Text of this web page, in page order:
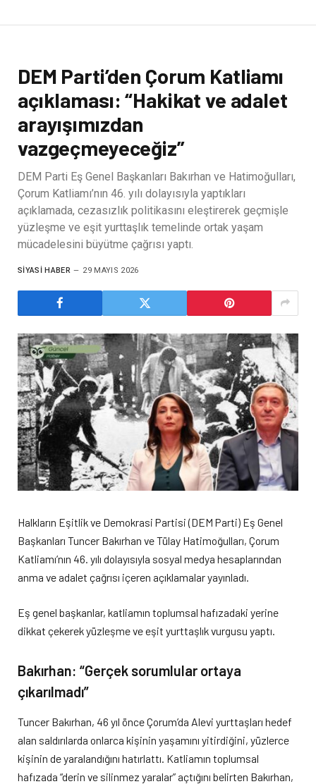
DEM Parti’den Çorum Katliamı
açıklaması: “Hakikat ve adalet
arayışımızdan
vazgeçmeyeceğiz”
DEM Parti Eş Genel Başkanları Bakırhan ve Hatimoğulları,
Çorum Katliamı’nın 46. yılı dolayısıyla yaptıkları
açıklamada, cezasızlık politikasını eleştirerek geçmişle
yüzleşme ve eşit yurttaşlık temelinde ortak yaşam
mücadelesini büyütme çağrısı yaptı.
SIYASI HABER 29 MAYIS 2026
Halkların Eşitlik ve Demokrasi Partisi (DEM Parti) Eş Genel
Başkanları Tuncer Bakırhan ve Tülay Hatimoğulları, Çorum
Katliamı’nın 46. yılı dolayısıyla sosyal medya hesaplarından
anma ve adalet çağrısı içeren açıklamalar yayınladı.
Eş genel başkanlar, katliamın toplumsal hafızadaki yerine
dikkat çekerek yüzleşme ve eşit yurttaşlık vurgusu yaptı.
Bakırhan: “Gerçek sorumlular ortaya
çıkarılmadı”
Tuncer Bakırhan, 46 yıl önce Çorum’da Alevi yurttaşları hedef
alan saldırılarda onlarca kişinin yaşamını yitirdiğini, yüzlerce
kişinin de yaralandığını hatırlattı. Katliamın toplumsal
hafızada “derin ve silinmez yaralar” açtığını belirten Bakırhan,